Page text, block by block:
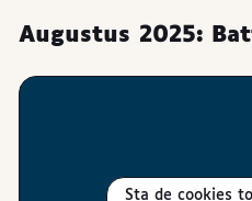
Augustus 2025:
Sta de cookies toe die nodig zijn